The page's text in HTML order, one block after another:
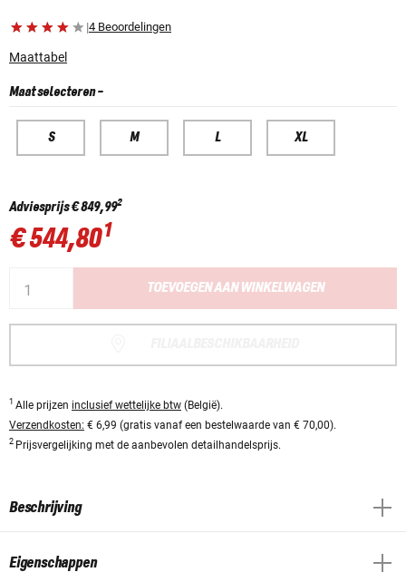
|4 Beoordelingen
Maattabel
Maat selecteren-
S M L XL
Adviesprijs€ 849,992
€ 544,801
TOEVOEGEN AAN WINKELWAGEN
1 Alle prijzen inclusief wettelijke btw (België).
Verzendkosten: € 6,99 (gratis vanaf een bestelwaarde van € 70,00).
2 Prijsvergelijking met de aanbevolen detailhandelsprijs.
Beschrijving
Eigenschappen